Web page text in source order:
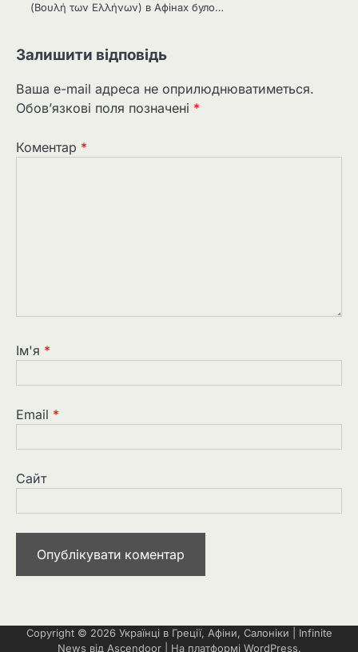
(Βουλή των Ελλήνων) в Афінах було…
Залишити відповідь
Ваша e-mail адреса не оприлюднюватиметься.
Обов’язкові поля позначені *
Коментар *
Ім'я *
Email *
Сайт
Copyright © 2026 Українці в Греції, Афіни, Салоніки | Infinite
News від Ascendoor| На платформі WordPress.